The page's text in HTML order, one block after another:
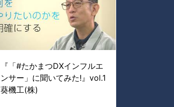
『「#たかまつDXインフルエ
ンサー」に聞いてみた!』vol.1
葵機工(株)